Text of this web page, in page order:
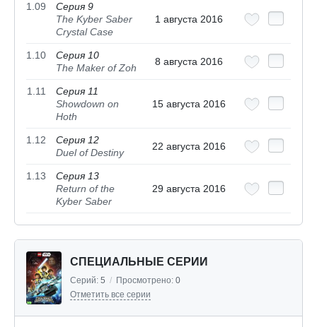
1.09
Серия 9
The Kyber Saber
Crystal Case
1 августа 2016
1.10
Серия 10
The Maker of Zoh
8 августа 2016
1.11
Серия 11
Showdown on
Hoth
15 августа 2016
1.12
Серия 12
Duel of Destiny
22 августа 2016
1.13
Серия 13
Return of the
Kyber Saber
29 августа 2016
СПЕЦИАЛЬНЫЕ СЕРИИ
Серий: 5 / Просмотрено: 0
Отметить все серии